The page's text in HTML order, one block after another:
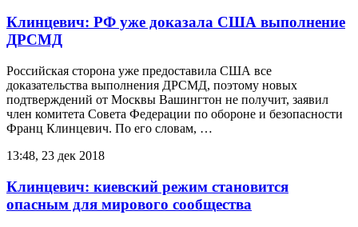
Клинцевич: РФ уже доказала США выполнение
ДРСМД
Российская сторона уже предоставила США все
доказательства выполнения ДРСМД, поэтому новых
подтверждений от Москвы Вашингтон не получит, заявил
член комитета Совета Федерации по обороне и безопасности
Франц Клинцевич. По его словам, …
13:48, 23 дек 2018
Клинцевич: киевский режим становится
опасным для мирового сообщества